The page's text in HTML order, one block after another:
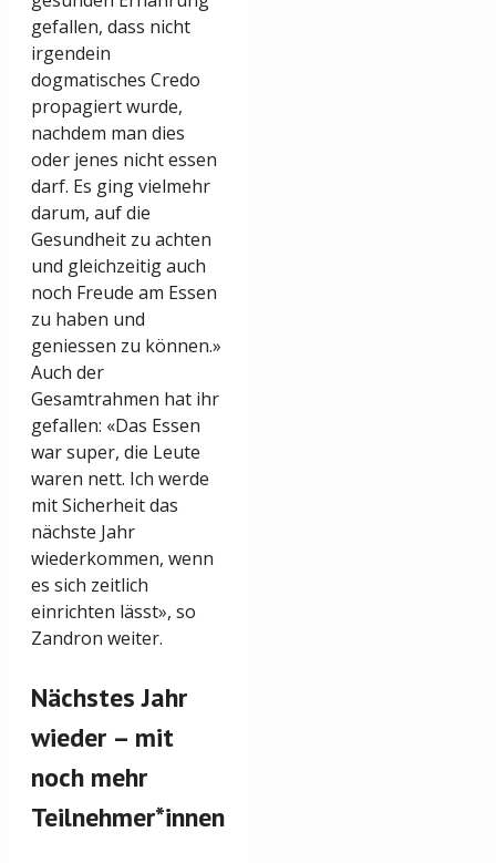
gefallen, dass nicht
irgendein
dogmatisches Credo
propagiert wurde,
nachdem man dies
oder jenes nicht essen
darf. Es ging vielmehr
darum, auf die
Gesundheit zu achten
und gleichzeitig auch
noch Freude am Essen
zu haben und
geniessen zu können.»
Auch der
Gesamtrahmen hat ihr
gefallen: «Das Essen
war super, die Leute
waren nett. Ich werde
mit Sicherheit das
nächste Jahr
wiederkommen, wenn
es sich zeitlich
einrichten lässt», so
Zandron weiter.
Nächstes Jahr
wieder – mit
noch mehr
Teilnehmer*innen